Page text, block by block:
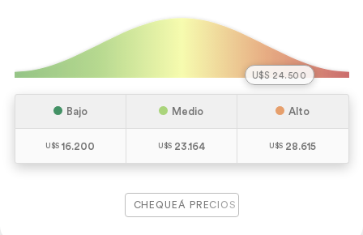
U$S 24.500
Bajo Medio Alto
16.200 23.164 28.615
CHEQUEÁ PRECIOS